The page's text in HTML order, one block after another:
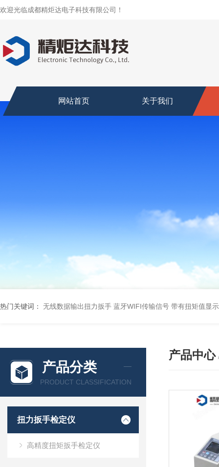
欢迎光临成都精炬达电子科技有限公司！
网站首页 关于我们
热门关键词： 无线数据输出扭力扳手 蓝牙WIFI传输信号 带有扭矩值显
产品分类
PRODUCT CLASSIFICATION
扭力扳手检定仪
高精度扭矩扳手检定仪
产品中心